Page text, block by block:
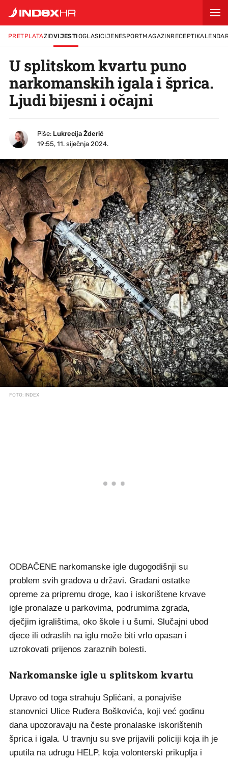
PRETPLATAZIDVIJESTIOGLASICIJENESPORTMAGAZINRECEPTI
U splitskom kvartu puno
narkomanskih igala i šprica.
Ljudi bijesni i očajni
Piše: Lukrecija Žderić
19:55, 11. siječnja 2024.
FOTO: INDEX
ODBAČENE narkomanske igle dugogodišnji su
problem svih gradova u državi. Građani ostatke
opreme za pripremu droge, kao i iskorištene krvave
igle pronalaze u parkovima, podrumima zgrada,
dječjim igralištima, oko škole i u šumi. Slučajni ubod
djece ili odraslih na iglu može biti vrlo opasan i
uzrokovati prijenos zaraznih bolesti.
Narkomanske igle u splitskom kvartu
Upravo od toga strahuju Splićani, a ponajviše
stanovnici Ulice Ruđera Boškovića, koji već godinu
dana upozoravaju na česte pronalaske iskorištenih
šprica i igala. U travnju su sve prijavili policiji koja ih je
uputila na udrugu HELP, koja volonterski prikuplja i